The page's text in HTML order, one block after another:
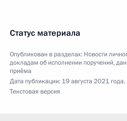
Статус материала
Опубликован в разделах: Новости
докладам об исполнении поручений,
приёма
Дата публикации: 19 августа 2021
Текстовая версия